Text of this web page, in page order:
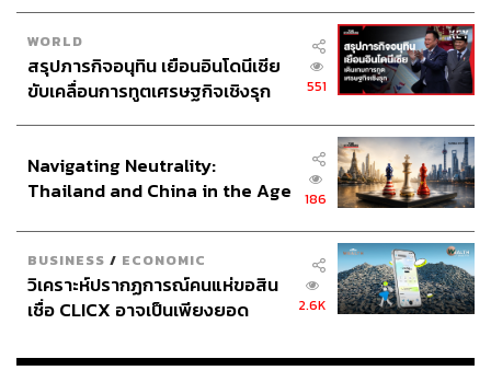
WORLD
สรุปภารกิจอนุทิน เยือนอินโดนีเซีย
ขับเคลื่อนการทูตเศรษฐกิจเชิงรุก
551
Navigating Neutrality:
Thailand and China in the Age
186
BUSINESS / ECONOMIC
วิเคราะห์ปรากฏการณ์คนแห่ขอสิน
เชื่อ CLICX อาจเป็นเพียงยอด
เรือนไทยที่ถูกซุกไว้
2.6K